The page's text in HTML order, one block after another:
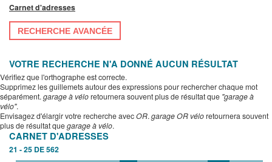
Carnet d'adresses
RECHERCHE AVANCÉE
VOTRE RECHERCHE N'A DONNÉ AUCUN RÉSULTAT
Vérifiez que l'orthographe est correcte.
Supprimez les guillemets autour des expressions pour rechercher chaque mot
séparément. garage à véloretournera souvent plus de résultat que "garage à
vélo".
Envisagez d'élargir votre recherche avecOR. garage OR véloretournera souvent
plus de résultat quegarage à vélo.
CARNET D'ADRESSES
21 - 25 DE 562